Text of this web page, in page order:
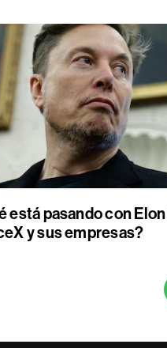
está pasando con
y sus empresas?